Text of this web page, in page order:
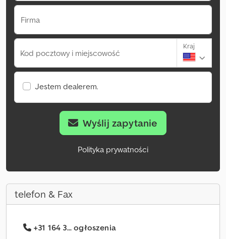
Firma
Kod pocztowy i miejscowość
Kraj
Jestem dealerem.
Wyślij zapytanie
Polityka prywatności
telefon & Fax
+31 164 3... ogłoszenia